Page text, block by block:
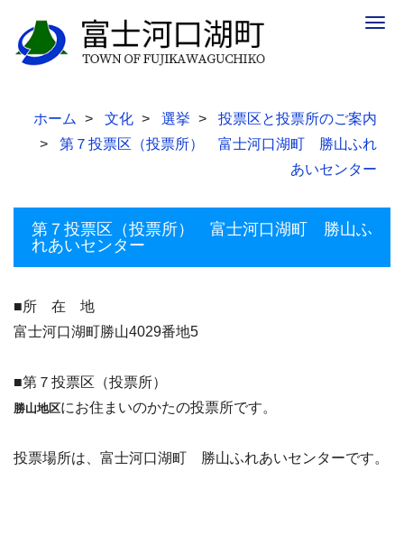
ホーム 文化 選挙
投票区と投票所のご案内
第７投票区（投票所） 富士河口湖町 勝山ふれ
あいセンター
第７投票区（投票所） 富士河口湖町 勝山ふ
れあいセンター
■所 在 地
富士河口湖町勝山4029番地5
■第７投票区（投票所）
勝山地区にお住まいのかたの投票所です。
投票場所は、富士河口湖町 勝山ふれあいセンターです。